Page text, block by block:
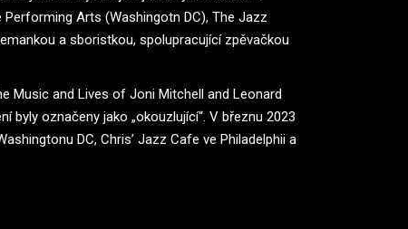
Arts (Washingotn DC), The Jazz
a sboristkou, spolupracující zpěvačkou
Music and Lives of Joni Mitchell and Leonard
byly označeny jako „okouzlující“. V březnu 2023
DC, Chris’ Jazz Cafe ve Philadelphii a